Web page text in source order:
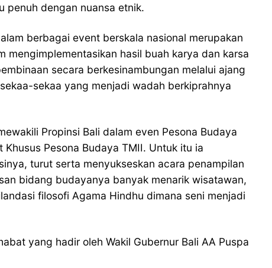
penuh dengan nuansa etnik.
berbagai event berskala nasional merupakan
hasil buah karya dan karsa
secara berkesinambungan melalui ajang
sekaa yang menjadi wadah berkiprahnya
Propinsi Bali dalam even Pesona Budaya
Pesona Budaya TMII. Untuk itu ia
turut serta menyukseskan acara penampilan
bidang budayanya banyak menarik wisatawan,
filosofi Agama Hindhu dimana seni menjadi
yang hadir oleh Wakil Gubernur Bali AA Puspa